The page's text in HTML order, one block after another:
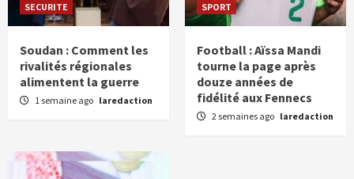
SECURITE
Soudan : Comment les
rivalités régionales
alimentent la guerre
1 semaine ago laredaction
SPORT
Football : Aïssa Mandi
tourne la page après
douze années de
fidélité aux Fennecs
2 semaines ago laredaction